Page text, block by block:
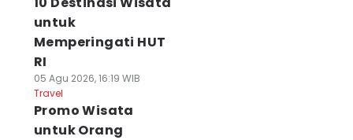
untuk
Memperingati HUT
RI
05 Agu 2026, 16:19 WIB
Travel
Promo Wisata
untuk Orang